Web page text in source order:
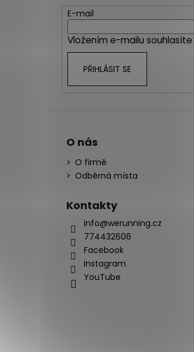
E-mail
Vložením e-mailu souhlasíte
PŘIHLÁSIT SE
O nás
O firmě
Odběrná místa
Kontakty
info@werunning.cz
774432606
Facebook
Instagram
YouTube